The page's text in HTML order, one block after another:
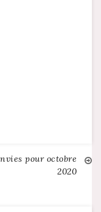
pour octobre
2020